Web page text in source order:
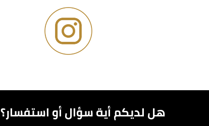
هل لديكم أية سؤال أو استفسار؟